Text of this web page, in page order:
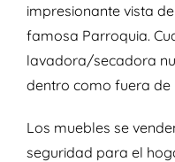
impresionante vista
famosa Parroquia.
lavadora/secadora
dentro como fuera de
Los muebles se
seguridad para el